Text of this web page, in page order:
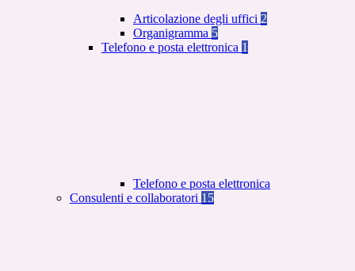
Articolazione degli uffici 2
Organigramma 5
Telefono e posta elettronica 1
Telefono e posta elettronica
Consulenti e collaboratori 15